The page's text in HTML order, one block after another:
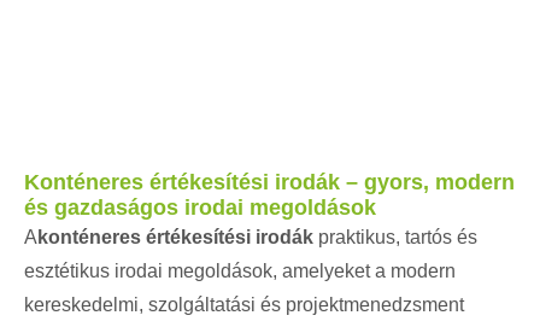
Konténeres értékesítési irodák – gyors, modern
és gazdaságos irodai megoldások
A konténeres értékesítési irodák praktikus, tartós és
esztétikus irodai megoldások, amelyeket a modern
kereskedelmi, szolgáltatási és projektmenedzsment